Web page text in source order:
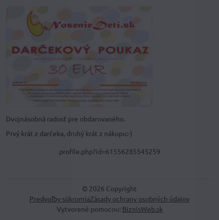
Dvojnásobná radosť pre obdarovaného.
Prvý krát z darčeka, druhý krát z nákupu:-)
profile.php?id=61556285545259
© 2026 Copyright
Predvoľby súkromiaZásady ochrany osobných údajov
Vytvorené pomocou: BiznisWeb.sk